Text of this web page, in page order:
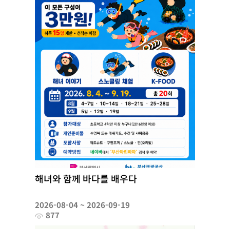
해녀와 함께 바다를 배우다
2026-08-04 ~ 2026-09-19
877